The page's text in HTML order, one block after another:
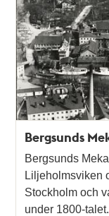
Bergsunds
Bergsunds
Liljeholmsviken
Stockholm och
under 1800-talet.